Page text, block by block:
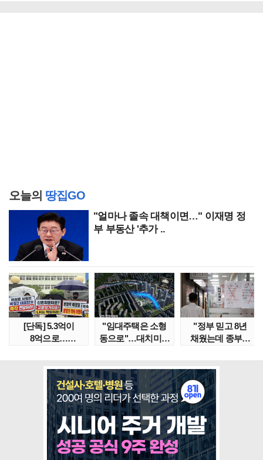
오늘의 땅집GO
"얼마나 졸속 대책이면…" 이재명 정
부 부동산 '추가 ..
[단독] 5.3억이
8억으로…
"임대주택은 소형
동으로"…대치미도
"정부 믿고 8년
채웠는데 종부세